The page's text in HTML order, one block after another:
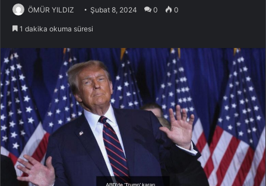
ÖMÜR YILDIZ Şubat 8, 2024 0 0
1 dakika okuma süresi